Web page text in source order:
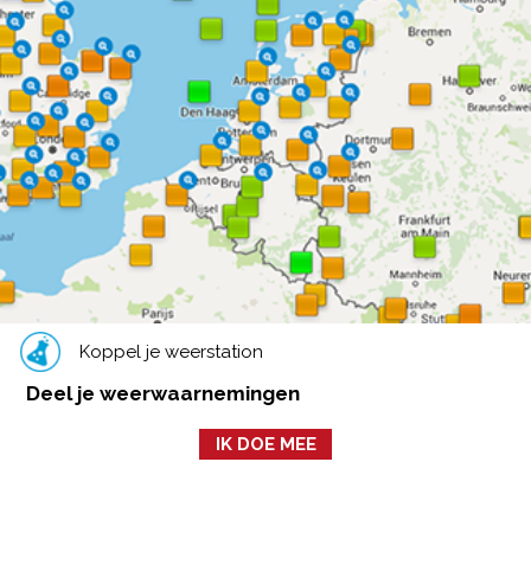
Koppel je weerstation
Deel je weerwaarnemingen
IK DOE MEE